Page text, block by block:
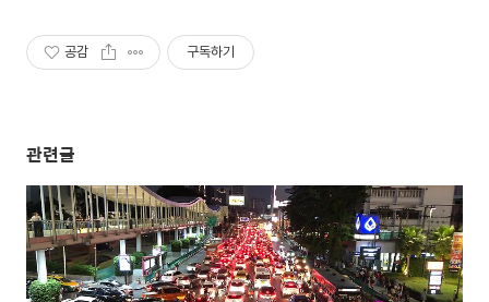
공감 구독하기
관련글